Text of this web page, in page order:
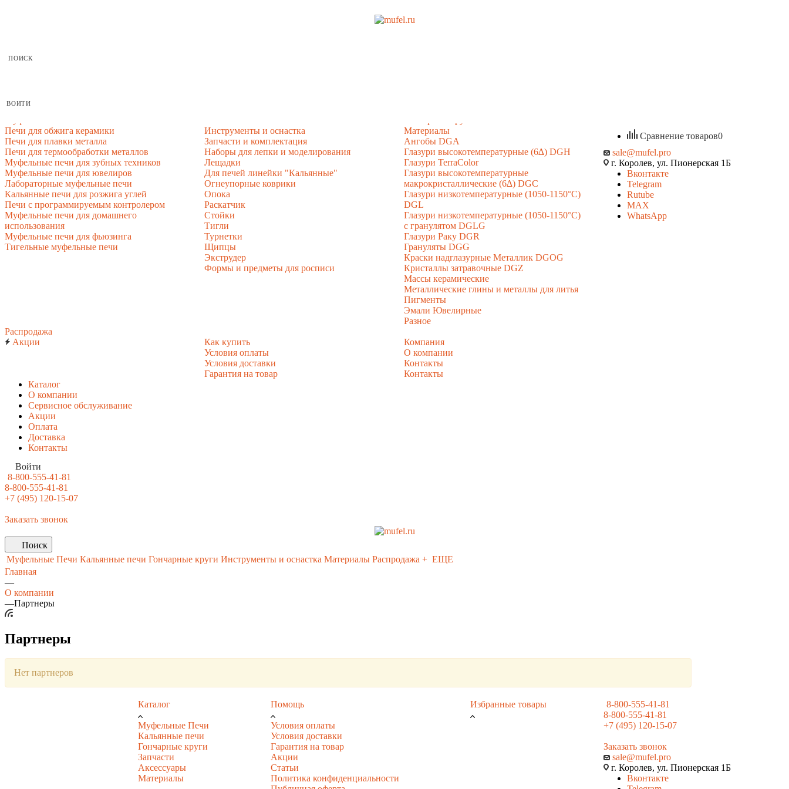
По каталогу
Печи для обжига керамики
Печи для плавки металла
Печи для термообработки металлов
Муфельные печи для зубных техников
Муфельные печи для ювелиров
Лабораторные муфельные печи
Кальянные печи для розжига углей
Печи с программируемым контролером
Муфельные печи для домашнего
использования
Муфельные печи для фьюзинга
Тигельные муфельные печи
Инструменты и оснастка
Запчасти и комплектация
Наборы для лепки и моделирования
Лещадки
Для печей линейки "Кальянные"
Огнеупорные коврики
Опока
Раскатчик
Стойки
Тигли
Турнетки
Щипцы
Экструдер
Формы и предметы для росписи
Материалы
Ангобы DGA
Глазури высокотемпературные (6∆) DGH
Глазури TerraColor
Глазури высокотемпературные
макрокристаллические (6∆) DGC
Глазури низкотемпературные (1050-1150°С)
DGL
Глазури низкотемпературные (1050-1150°С)
с гранулятом DGLG
Глазури Раку DGR
Грануляты DGG
Краски надглазурные Металлик DGOG
Кристаллы затравочные DGZ
Массы керамические
Металлические глины и металлы для литья
Пигменты
Эмали Ювелирные
Разное
Распродажа
Акции
Как купить
Условия оплаты
Условия доставки
Гарантия на товар
Компания
О компании
Контакты
Контакты
Сравнение товаров0
sale@mufel.pro
г. Королев, ул. Пионерская 1Б
Вконтакте
Telegram
Rutube
MAX
WhatsApp
Каталог
О компании
Сервисное обслуживание
Акции
Оплата
Доставка
Контакты
Войти
8-800-555-41-81
8-800-555-41-81
+7 (495) 120-15-07
Заказать звонок
Поиск
Муфельные Печи Кальянные печи Гончарные круги Инструменты и оснастка Материалы Распродажа + ЕЩЕ
ПОИСК
ВОЙТИ
Главная
—
О компании
—Партнеры
Партнеры
Нет партнеров
Каталог
Муфельные Печи
Кальянные печи
Гончарные круги
Запчасти
Аксессуары
Материалы
Помощь
Условия оплаты
Условия доставки
Гарантия на товар
Акции
Статьи
Политика конфиденциальности
Избранные товары
8-800-555-41-81
8-800-555-41-81
+7 (495) 120-15-07
Заказать звонок
sale@mufel.pro
г. Королев, ул. Пионерская 1Б
Вконтакте